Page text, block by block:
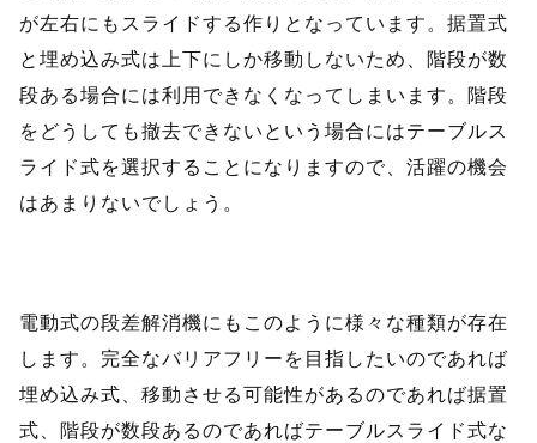
が左右にもスライドする作りとなっています。据置式
と埋め込み式は上下にしか移動しないため、階段が数
段ある場合には利用できなくなってしまいます。階段
をどうしても撤去できないという場合にはテーブルス
ライド式を選択することになりますので、活躍の機会
はあまりないでしょう。
電動式の段差解消機にもこのように様々な種類が存在
します。完全なバリアフリーを目指したいのであれば
埋め込み式、移動させる可能性があるのであれば据置
式、階段が数段あるのであればテーブルスライド式な